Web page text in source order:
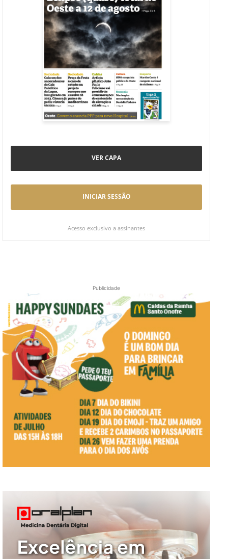
VER CAPA
INICIAR SESSÃO
Acesso exclusivo a assinantes
Publicidade